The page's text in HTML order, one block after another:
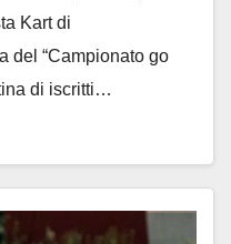
Kart di
del “Campionato go
di iscritti…